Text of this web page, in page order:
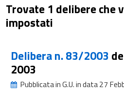
Trovate 1 delibere
impostati
Delibera n. 83/2003
2003
Pubblicata in G.U. in data 27